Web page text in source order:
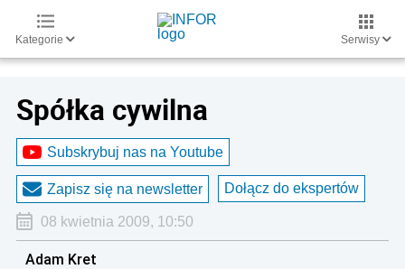
Kategorie Serwisy
Spółka cywilna
Subskrybuj nas na Youtube
Zapisz się na newsletter Dołącz do ekspertów
08 kwietnia 2009, 10:50
Adam Kret